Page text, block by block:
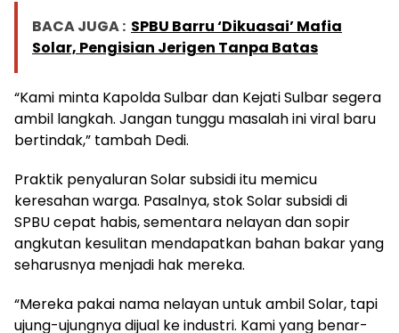
BACA JUGA : SPBU Barru ‘Dikuasai’ Mafia
Solar, Pengisian Jerigen Tanpa Batas
“Kami minta Kapolda Sulbar dan Kejati Sulbar segera
ambil langkah. Jangan tunggu masalah ini viral baru
bertindak,” tambah Dedi.
Praktik penyaluran Solar subsidi itu memicu
keresahan warga. Pasalnya, stok Solar subsidi di
SPBU cepat habis, sementara nelayan dan sopir
angkutan kesulitan mendapatkan bahan bakar yang
seharusnya menjadi hak mereka.
“Mereka pakai nama nelayan untuk ambil Solar, tapi
ujung-ujungnya dijual ke industri. Kami yang benar-